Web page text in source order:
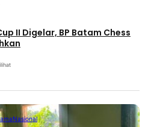
II Digelar, BP Batam Chess
Nasional